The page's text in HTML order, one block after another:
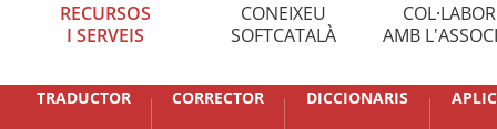
RECURSOS
I SERVEIS
CONEIXEU
SOFTCATALÀ
AMB
TRADUCTOR CORRECTOR DICCIONARIS